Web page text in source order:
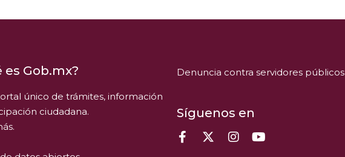
es Gob.mx?
único de trámites, información
ciudadana.
Denuncia contra servidores públicos
Síguenos en